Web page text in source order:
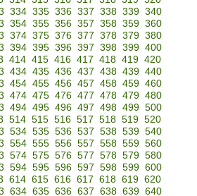
334 335 336 337 338 339 340
354 355 356 357 358 359 360
374 375 376 377 378 379 380
394 395 396 397 398 399 400
414 415 416 417 418 419 420
434 435 436 437 438 439 440
454 455 456 457 458 459 460
474 475 476 477 478 479 480
494 495 496 497 498 499 500
514 515 516 517 518 519 520
534 535 536 537 538 539 540
554 555 556 557 558 559 560
574 575 576 577 578 579 580
594 595 596 597 598 599 600
614 615 616 617 618 619 620
634 635 636 637 638 639 640